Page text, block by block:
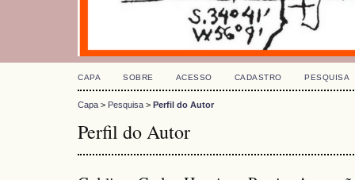
CAPA SOBRE ACESSO CADASTRO PESQUISA
Capa > Pesquisa > Perfil do Autor
Perfil do Autor